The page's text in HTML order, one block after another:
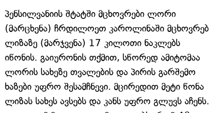
პენსილვანიის შტატში მცხოვრები ლორი
(მარცხენა) ჩრდილოეთ კაროლინაში მცხოვრებ
ლიზაზე (მარჯვენა) 17 კილოთი ნაკლებს
იწონის. გაიურონის თქმით, სწორედ ამიტომაა
ლორის სახეზე თვალების და პირის გარშემო
ხაზები უფრო შესამჩნევი. მცირედით მეტი წონა
ლიზას სახეს ავსებს და კანს უფრო გლუვს აჩენს.